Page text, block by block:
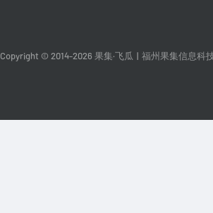
Copyright © 2014-2026 果集·飞瓜 福州果集信息科